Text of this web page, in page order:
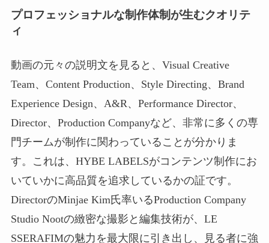
プロフェッショナルな制作体制が生むクオリテ
ィ
動画の元々の説明文を見ると、Visual Creative
Team、Content Production、Style Directing、Brand
Experience Design、A&R、Performance Director、
Director、Production Companyなど、非常に多くの専
門チームが制作に関わっていることが分かりま
す。これは、HYBE LABELSがコンテンツ制作にお
いていかに高品質を追求しているかの証です。
DirectorのMinjae Kim氏率いるProduction Company
Studio Nootの緻密な撮影と編集技術が、LE
SSERAFIMの魅力を最大限に引き出し、見る者に強